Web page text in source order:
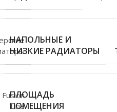
Fusion
Line
НАПОЛЬНЫЕ И
НИЗКИЕ РАДИАТОРЫ
ПЛОЩАДЬ
ПОМЕЩЕНИЯ